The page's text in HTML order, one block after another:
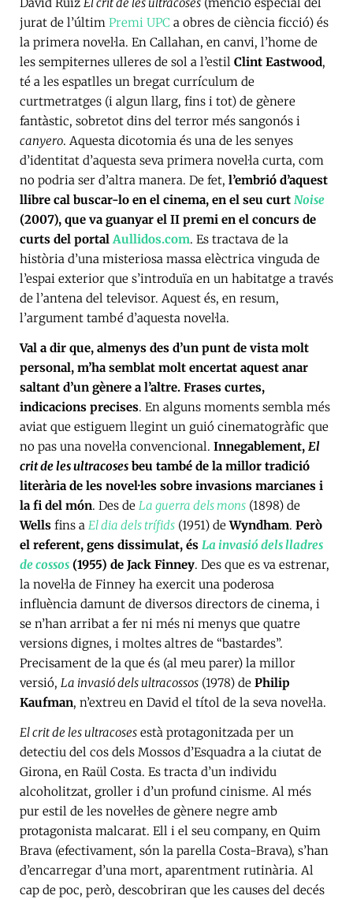
jurat de l’últim Premi UPC a obres de ciència ficció) és
la primera novel·la. En Callahan, en canvi, l’home de
les sempiternes ulleres de sol a l’estil Clint Eastwood,
té a les espatlles un bregat currículum de
curtmetratges (i algun llarg, fins i tot) de gènere
fantàstic, sobretot dins del terror més sangonós i
canyero. Aquesta dicotomia és una de les senyes
d’identitat d’aquesta seva primera novel·la curta, com
no podria ser d’altra manera. De fet, l’embrió d’aquest
llibre cal buscar-lo en el cinema, en el seu curt Noise
(2007), que va guanyar el II premi en el concurs de
curts del portal Aullidos.com. Es tractava de la
història d’una misteriosa massa elèctrica vinguda de
l’espai exterior que s’introduïa en un habitatge a través
de l’antena del televisor. Aquest és, en resum,
l’argument també d’aquesta novel·la.
Val a dir que, almenys des d’un punt de vista molt
personal, m’ha semblat molt encertat aquest anar
saltant d’un gènere a l’altre. Frases curtes,
indicacions precises. En alguns moments sembla més
aviat que estiguem llegint un guió cinematogràfic que
no pas una novel·la convencional. Innegablement, El
crit de les ultracoses beu també de la millor tradició
literària de les novel·les sobre invasions marcianes i
la fi del món. Des de La guerra dels mons (1898) de
Wells fins a El dia dels trífids (1951) deWyndham. Però
el referent, gens dissimulat, és La invasió dels lladres
de cossos (1955) de Jack Finney. Des que es va estrenar,
la novel·la de Finney ha exercit una poderosa
influència damunt de diversos directors de cinema, i
se n’han arribat a fer ni més ni menys que quatre
versions dignes, i moltes altres de “bastardes”.
Precisament de la que és (al meu parer) la millor
versió, La invasió dels ultracossos (1978) de Philip
Kaufman, n’extreu en David el títol de la seva novel·la.
El crit de les ultracoses està protagonitzada per un
detectiu del cos dels Mossos d’Esquadra a la ciutat de
Girona, en Raül Costa. Es tracta d’un individu
alcoholitzat, groller i d’un profund cinisme. Al més
pur estil de les novel·les de gènere negre amb
protagonista malcarat. Ell i el seu company, en Quim
Brava (efectivament, són la parella Costa-Brava), s’han
d’encarregar d’una mort, aparentment rutinària. Al
cap de poc, però, descobriran que les causes del decés